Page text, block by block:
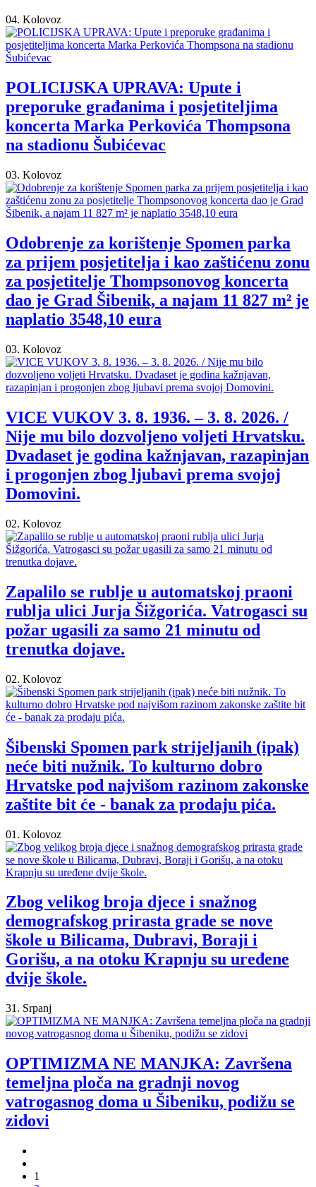
04. Kolovoz
POLICIJSKA UPRAVA: Upute i
preporuke građanima i posjetiteljima
koncerta Marka Perkovića Thompsona
na stadionu Šubićevac
03. Kolovoz
Odobrenje za korištenje Spomen parka
za prijem posjetitelja i kao zaštićenu zonu
za posjetitelje Thompsonovog koncerta
dao je Grad Šibenik, a najam 11 827 m² je
naplatio 3548,10 eura
03. Kolovoz
VICE VUKOV 3. 8. 1936. – 3. 8. 2026. /
Nije mu bilo dozvoljeno voljeti Hrvatsku.
Dvadaset je godina kažnjavan, razapinjan
i progonjen zbog ljubavi prema svojoj
Domovini.
02. Kolovoz
Zapalilo se rublje u automatskoj praoni
rublja ulici Jurja Šižgorića. Vatrogasci su
požar ugasili za samo 21 minutu od
trenutka dojave.
02. Kolovoz
Šibenski Spomen park strijeljanih (ipak)
neće biti nužnik. To kulturno dobro
Hrvatske pod najvišom razinom zakonske
zaštite bit će - banak za prodaju pića.
01. Kolovoz
Zbog velikog broja djece i snažnog
demografskog prirasta grade se nove
škole u Bilicama, Dubravi, Boraji i
Gorišu, a na otoku Krapnju su uređene
dvije škole.
31. Srpanj
OPTIMIZMA NE MANJKA: Završena
temeljna ploča na gradnji novog
vatrogasnog doma u Šibeniku, podižu se
zidovi
1